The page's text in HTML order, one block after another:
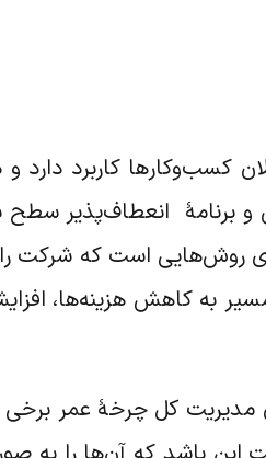
کسب‌وکارها کاربرد
برنامۀ انعطاف‌پذیر سطح‌
روش‌هایی است که شرکت را
به کاهش هزینه‌ها،
مدیریت کل چرخۀ عمر برخی